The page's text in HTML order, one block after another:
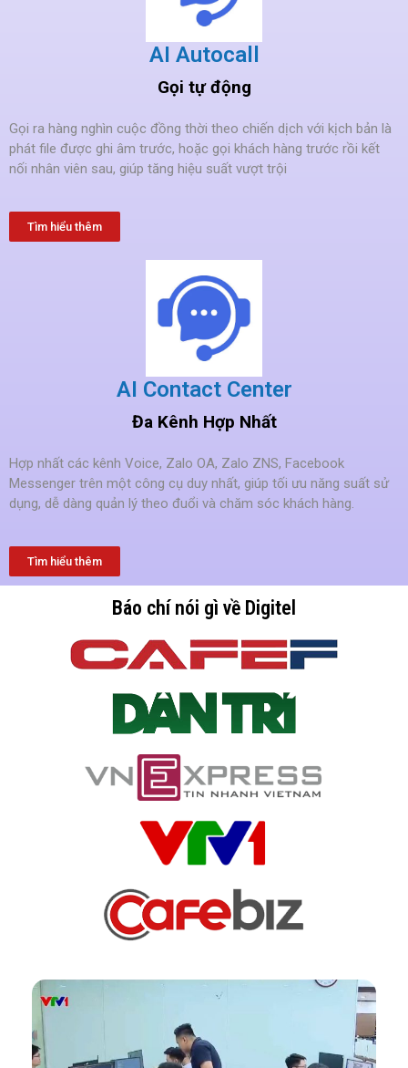
AI Autocall
Gọi tự động
Gọi ra hàng nghìn cuộc đồng thời theo chiến dịch với kịch bản là
phát file được ghi âm trước, hoặc gọi khách hàng trước rồi kết
nối nhân viên sau, giúp tăng hiệu suất vượt trội
Tìm hiểu thêm
AI Contact Center
Đa Kênh Hợp Nhất
Hợp nhất các kênh Voice, Zalo OA, Zalo ZNS, Facebook
Messenger trên một công cụ duy nhất, giúp tối ưu năng suất sử
dụng, dễ dàng quản lý theo đuổi và chăm sóc khách hàng.
Tìm hiểu thêm
Báo chí nói gì về Digitel